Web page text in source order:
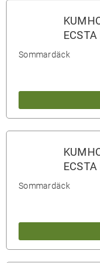
ECSTA
Sommardäck
ECSTA
Sommardäck